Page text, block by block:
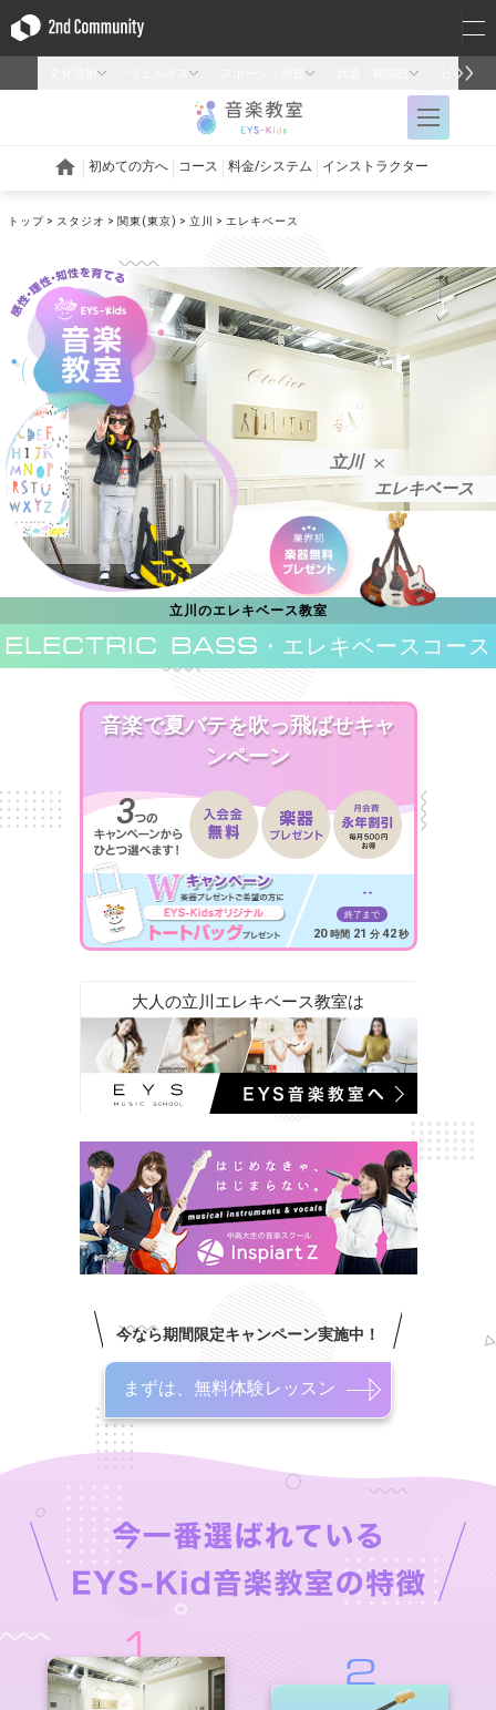
トップ スタジオ 関東(東京) 立川 エレキベース
立川
エレキベース
立川のエレキベース教室
ELECTRIC BASS ・エレキベースコース
音楽で夏バテを吹っ飛ばせキャ
ンペーン
--
終了まで
20 時間 21 分 40 秒
大人の立川エレキベース教室は
今なら期間限定キャンペーン実施中！
まずは、無料体験レッスン
1
2